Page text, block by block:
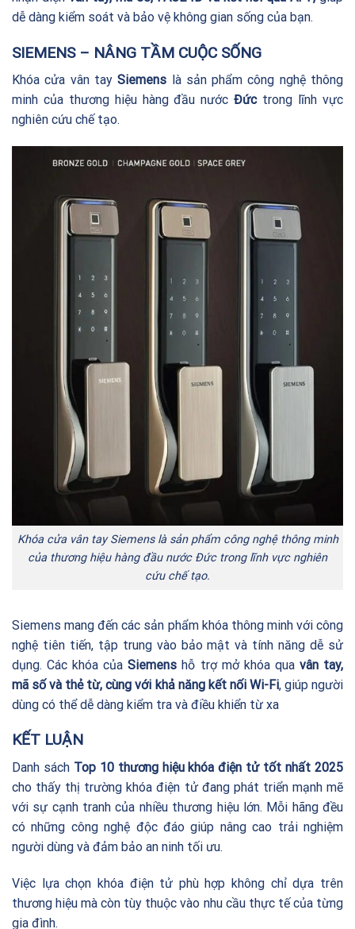
dễ dàng kiểm soát và bảo vệ không gian sống của bạn.
SIEMENS – NÂNG TẦM CUỘC SỐNG
Khóa cửa vân taySiemens là sản phẩm công nghệ thông
minh của thương hiệu hàng đầu nướcĐứctrong lĩnh vực
nghiên cứu chế tạo.
Khóa cửa vân tay Siemens là sản phẩm công nghệ thông minh
của thương hiệu hàng đầu nước Đức trong lĩnh vực nghiên
cứu chế tạo.
Siemens mang đến các sản phẩm khóa thông minh với công
nghệ tiên tiến, tập trung vào bảo mật và tính năng dễ sử
dụng. Các khóa củaSiemens hỗ trợ mở khóa qua vân tay,
mã số và thẻ từ, cùng với khả năng kết nối Wi-Fi, giúp người
dùng có thể dễ dàng kiểm tra và điều khiển từ xa
KẾT LUẬN
Danh sách Top 10 thương hiệu khóa điện tử tốt nhất 2025
cho thấy thị trường khóa điện tử đang phát triển mạnh mẽ
với sự cạnh tranh của nhiều thương hiệu lớn. Mỗi hãng đều
có những công nghệ độc đáo giúp nâng cao trải nghiệm
người dùng và đảm bảo an ninh tối ưu.
Việc lựa chọn khóa điện tử phù hợp không chỉ dựa trên
thương hiệu mà còn tùy thuộc vào nhu cầu thực tế của từng
gia đình.